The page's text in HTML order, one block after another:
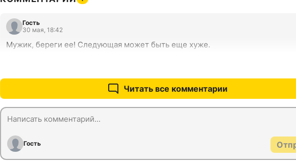
Гость
30 мая, 18:42
Мужик, береги ее! Следующая может быть еще хуже.
Читать все комментарии
Гость